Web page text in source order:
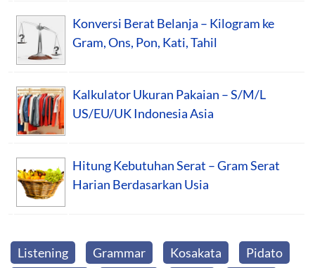
Konversi Berat Belanja – Kilogram ke
Gram, Ons, Pon, Kati, Tahil
Kalkulator Ukuran Pakaian – S/M/L
US/EU/UK Indonesia Asia
Hitung Kebutuhan Serat – Gram Serat
Harian Berdasarkan Usia
Listening Grammar Kosakata Pidato